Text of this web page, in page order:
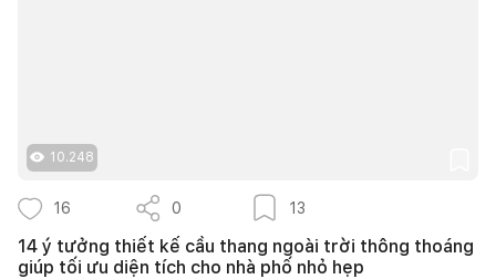
10.248
16 0 13
14 ý tưởng thiết kế cầu thang ngoài trời thông thoáng
giúp tối ưu diện tích cho nhà phố nhỏ hẹp